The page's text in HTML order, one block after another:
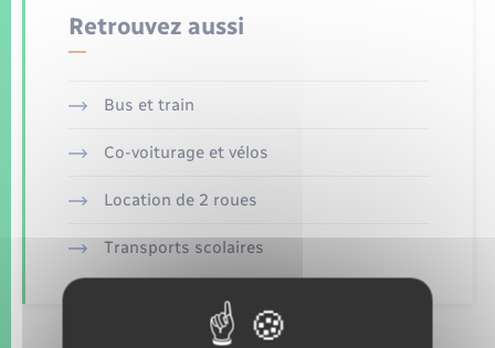
Nouvel habitant
Numérique
Organisation d’événement
Seniors
Patrimoine – Histoire
Retrouvez aussi
Bus et train
Co-voiturage et vélos
Location de 2 roues
Transports scolaires